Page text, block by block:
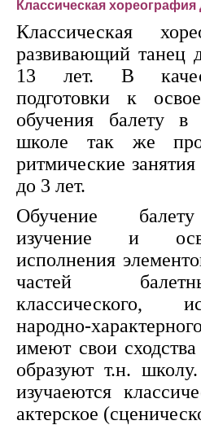
Классическая хореография
Классическая
развивающий танец
13 лет. В
подготовки к
обучения балету
школе так же
ритмические
до 3 лет.
Обучение
изучение и
исполнения
частей
классического,
народно-
имеют свои
образуют т.н.
изучаеются
актерское